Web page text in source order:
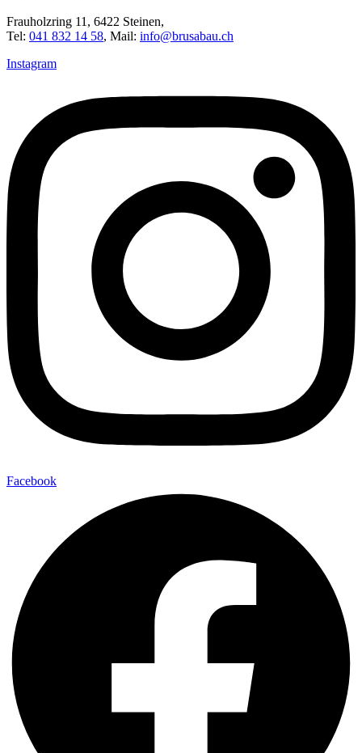
Frauholzring 11, 6422 Steinen,
Tel: 041 832 14 58, Mail: info@brusabau.ch
Instagram
Facebook